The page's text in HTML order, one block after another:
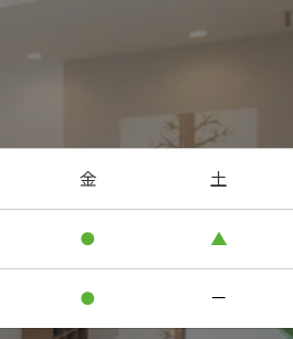
金 土
● ▲
● －